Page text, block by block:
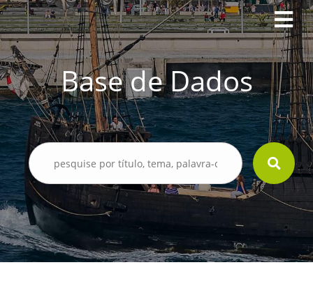
Base de Dados